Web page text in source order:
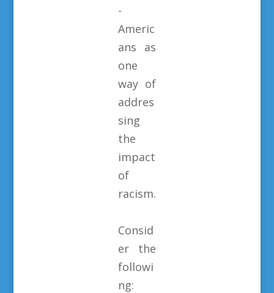
-
Americ
ans as
one
way of
addres
sing
the
impact
of
racism.
Consid
er the
followi
ng: